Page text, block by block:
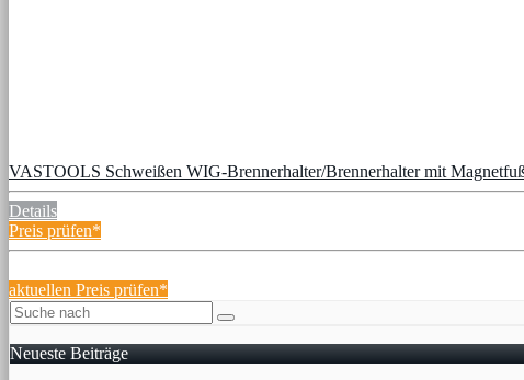
VASTOOLS Schweißen WIG-Brennerhalter/Brennerhalter mit
Details
Preis prüfen*
aktuellen Preis prüfen*
Neueste Beiträge